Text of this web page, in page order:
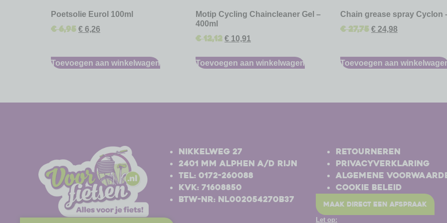
Poetsolie Eurol 100ml
€6,95 € 6,26
Toevoegen aan winkelwagen
Motip Cycling Chaincleaner Gel –
400ml
€12,12 € 10,91
Toevoegen aan winkelwagen
Chain grease spray Cyclon
€27,75 € 24,98
Toevoegen aan
Nikkelweg 27
2401 MM Alphen a/d Rijn
Tel: 0172-260088
Kvk: 71608850
BTW-nr: NL002054270B37
Retourneren
Privacyverklaring
Algemene
Cookie beleid
maak direct een afspraak
Let op: